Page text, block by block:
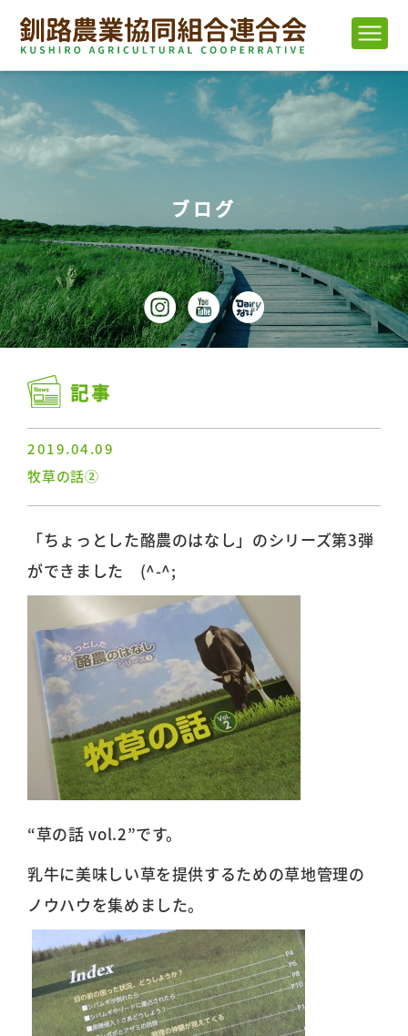
ブログ
記事
2019.04.09
牧草の話②
「ちょっとした酪農のはなし」のシリーズ第3弾
ができました (^-^;
“草の話 vol.2”です。
乳牛に美味しい草を提供するための草地管理の
ノウハウを集めました。